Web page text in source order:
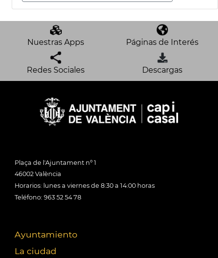
Nuestras Apps Páginas de Interés
Redes Sociales Descargas
Plaça de l'Ajuntament nº 1
46002 València
Horarios: lunes a viernes de 8:30 a 14:00 horas
Teléfono: 963 52 54 78
Ayuntamiento
La ciudad